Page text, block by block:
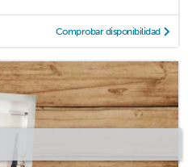
Comprobar disponibilidad